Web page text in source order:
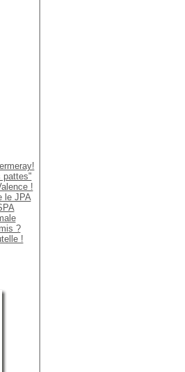
pattes"
!
le JPA
?
!